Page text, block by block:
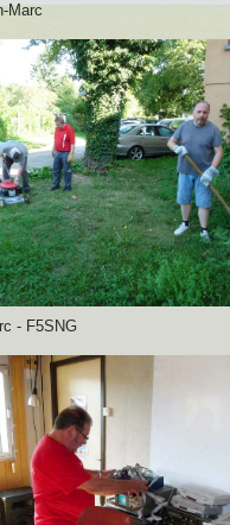
Marc
- F5SNG